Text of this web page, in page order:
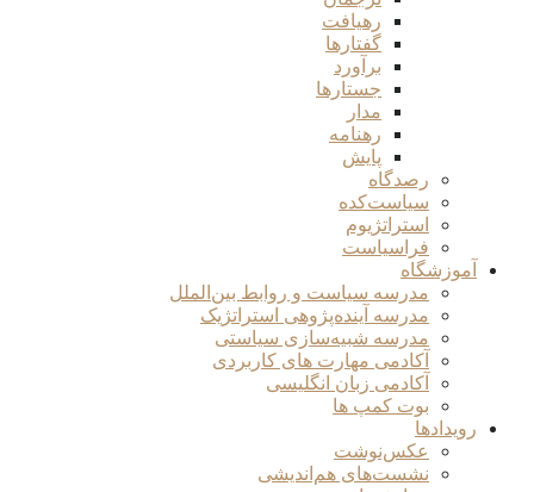
رهیافت
گفتارها
برآورد
جستارها
مدار
رهنامه
پایش
رصدگاه
سیاست‌کده
استراتژیوم
فراسیاست
آموزشگاه
مدرسه سیاست و روابط بین‌الملل
مدرسه آینده‌پژوهی استراتژیک
مدرسه شبیه‌سازی سیاستی
آکادمی مهارت های کاربردی
آکادمی زبان انگلیسی
بوت کمپ ها
رویدادها
عکس‌نوشت
نشست‌های هم‌اندیشی